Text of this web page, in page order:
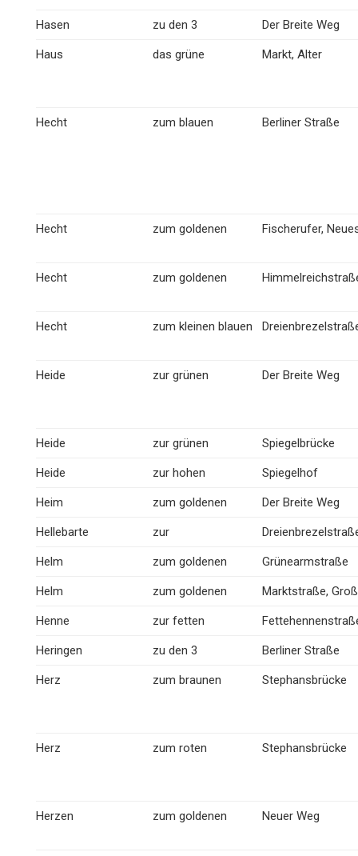
Hasen zu den 3 Der Breite Weg
Haus das grüne Markt, Alter
Hecht zum blauen Berliner Straße
Hecht zum goldenen Fischerufer,
Hecht zum goldenen
Hecht zum kleinen blauen
Heide zur grünen Der Breite Weg
Heide zur grünen Spiegelbrücke
Heide zur hohen Spiegelhof
Heim zum goldenen Der Breite Weg
Hellebarte zur
Helm zum goldenen Grünearmstraße
Helm zum goldenen Marktstraße,
Henne zur fetten
Heringen zu den 3 Berliner Straße
Herz zum braunen Stephansbrücke
Herz zum roten Stephansbrücke
Herzen zum goldenen Neuer Weg